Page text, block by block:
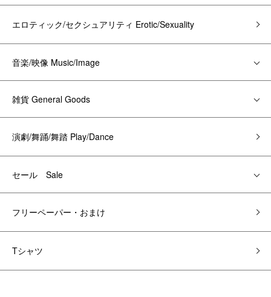
エロティック/セクシュアリティ Erotic/Sexuality
音楽/映像 Music/Image
雑貨 General Goods
演劇/舞踊/舞踏 Play/Dance
セール Sale
フリーペーパー・おまけ
Tシャツ